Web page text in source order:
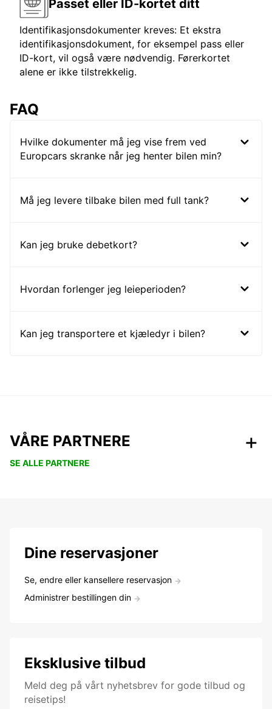
Passet eller ID-kortet ditt
Identifikasjonsdokumenter kreves: Et ekstra
identifikasjonsdokument, for eksempel pass eller
ID-kort, vil også være nødvendig. Førerkortet
alene er ikke tilstrekkelig.
FAQ
Hvilke dokumenter må jeg vise frem ved
Europcars skranke når jeg henter bilen min?
Må jeg levere tilbake bilen med full tank?
Kan jeg bruke debetkort?
Hvordan forlenger jeg leieperioden?
Kan jeg transportere et kjæledyr i bilen?
VÅRE PARTNERE
SE ALLE PARTNERE
Dine reservasjoner
Se, endre eller kansellere reservasjon
Administrer bestillingen din
Eksklusive tilbud
Meld deg på vårt nyhetsbrev for gode tilbud og
reisetips!